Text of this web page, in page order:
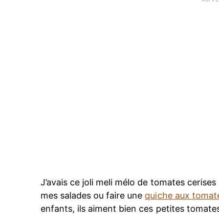
J’avais ce joli meli mélo de tomates
mes salades ou faire une quiche aux
enfants, ils aiment bien ces petites